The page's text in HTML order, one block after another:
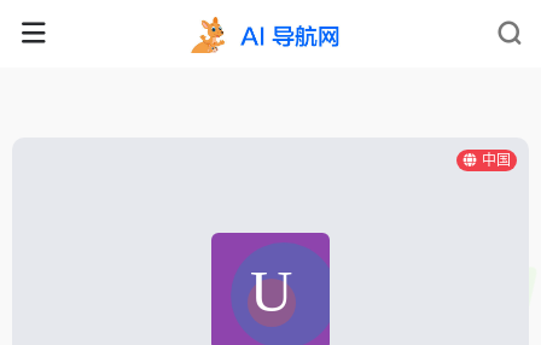
中国